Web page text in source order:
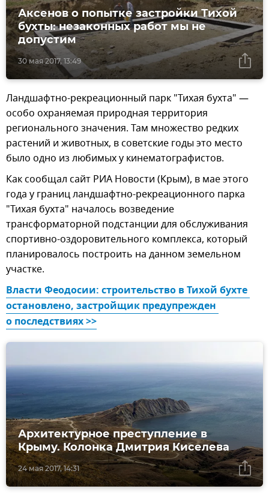
30 мая 2017, 13:49
Аксенов о попытке застройки Тихой
бухты: незаконных работ мы не
допустим
Ландшафтно-рекреационный парк "Тихая бухта" —
особо охраняемая природная территория
регионального значения. Там множество редких
растений и животных, в советские годы это место
было одно из любимых у кинематографистов.
Как сообщал сайт РИА Новости (Крым), в мае этого
года у границ ландшафтно-рекреационного парка
"Тихая бухта" началось возведение
трансформаторной подстанции для обслуживания
спортивно-оздоровительного комплекса, который
планировалось построить на данном земельном
участке.
Власти Феодосии: строительство в Тихой бухте
остановлено, застройщик предупрежден
о последствиях >>
24 мая 2017, 14:31
Архитектурное преступление в
Крыму. Колонка Дмитрия Киселева